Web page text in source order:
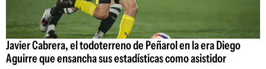
Javier Cabrera, el todoterreno de Peñarol en la era Diego
Aguirre que ensancha sus estadísticas como asistidor